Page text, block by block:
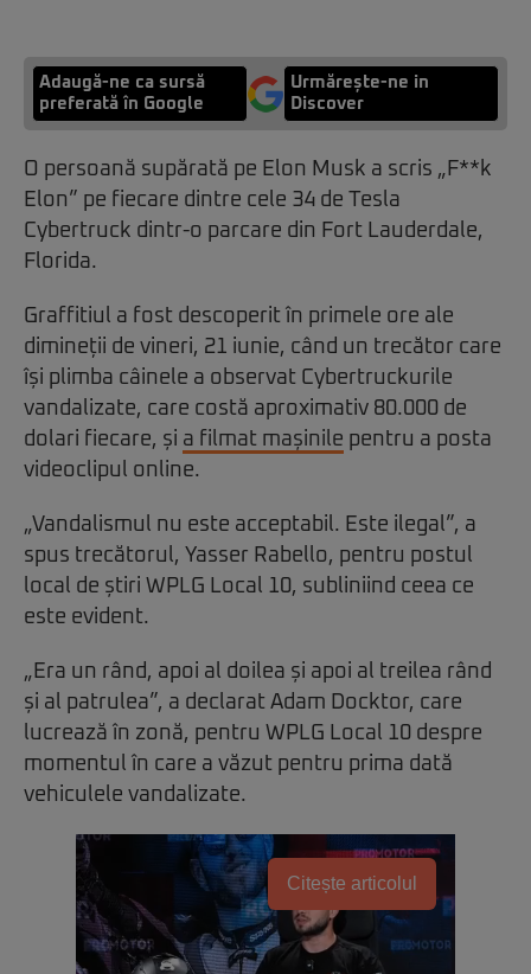
Adaugă-ne ca sursă
preferată în Google
Urmărește-ne in
Discover
O persoană supărată pe Elon Musk a scris „F**k
Elon” pe fiecare dintre cele 34 de Tesla
Cybertruck dintr-o parcare din Fort Lauderdale,
Florida.
Graffitiul a fost descoperit în primele ore ale
dimineții de vineri, 21 iunie, când un trecător care
își plimba câinele a observat Cybertruckurile
vandalizate, care costă aproximativ 80.000 de
dolari fiecare, și a filmat mașinile pentru a posta
videoclipul online.
„Vandalismul nu este acceptabil. Este ilegal”, a
spus trecătorul, Yasser Rabello, pentru postul
local de știri WPLG Local 10, subliniind ceea ce
este evident.
„Era un rând, apoi al doilea și apoi al treilea rând
și al patrulea”, a declarat Adam Docktor, care
lucrează în zonă, pentru WPLG Local 10 despre
momentul în care a văzut pentru prima dată
vehiculele vandalizate.
Citește articolul